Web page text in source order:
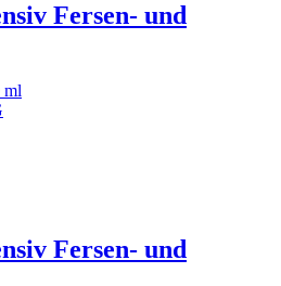
Fersen- und
ml
Fersen- und